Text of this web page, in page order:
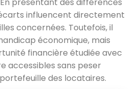
influencent directement
concernées. Toutefois, il
économique, mais
financière étudiée avec
accessibles sans peser
des locataires.